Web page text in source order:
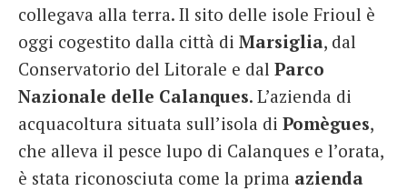
collegava alla terra. Il sito delle isole Frioul è
oggi cogestito dalla città di Marsiglia, dal
Conservatorio del Litorale e dal Parco
Nazionale delle Calanques. L’azienda di
acquacoltura situata sull’isola di Pomègues,
che alleva il pesce lupo di Calanques e l’orata,
è stata riconosciuta come la prima azienda